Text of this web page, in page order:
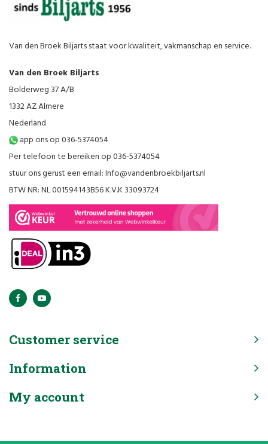
Van den Broek Biljarts staat voor kwaliteit, vakmanschap en service.
Van den Broek Biljarts
Bolderweg 37 A/B
1332 AZ Almere
Nederland
app ons op 036-5374054
Per telefoon te bereiken op 036-5374054
stuur ons gerust een email:Info@vandenbroekbiljarts.nl
BTW NR: NL 001594143B56 K.V.K 33093724
Customer service
Information
My account